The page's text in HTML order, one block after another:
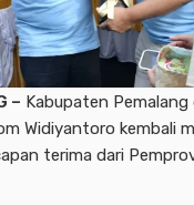
– Kabupaten Pemalang
Widiyantoro kembali
terima dari